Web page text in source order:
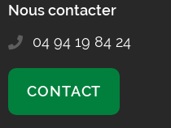
Nous contacter
04 94 19 84 24
CONTACT